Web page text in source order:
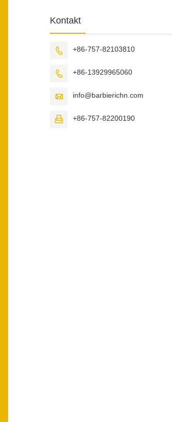
Kontakt
 +86-757-82103810
 +86-13929965060
 info@barbierichn.com
 +86-757-82200190